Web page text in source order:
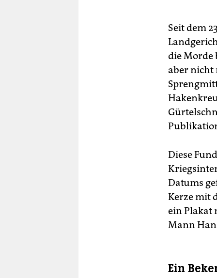
Seit dem
die Morde
aber nicht
Diese
Datums
Kerze mit
ein Plakat
Mann
Ein